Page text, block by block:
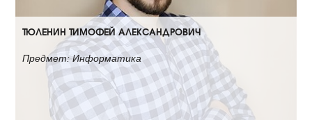
ТЮЛЕНИН ТИМОФЕЙ АЛЕКСАНДРОВИЧ
Предмет: Информатика